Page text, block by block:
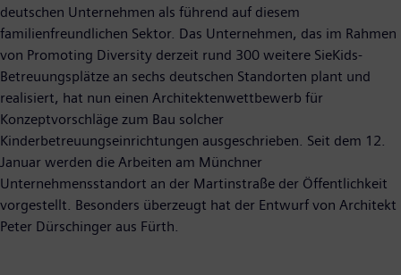
deutschen Unternehmen als führend auf diesem
familienfreundlichen Sektor. Das Unternehmen, das im Rahmen
von Promoting Diversity derzeit rund 300 weitere SieKids-
Betreuungsplätze an sechs deutschen Standorten plant und
realisiert, hat nun einen Architektenwettbewerb für
Konzeptvorschläge zum Bau solcher
Kinderbetreuungseinrichtungen ausgeschrieben. Seit dem 12.
Januar werden die Arbeiten am Münchner
Unternehmensstandort an der Martinstraße der Öffentlichkeit
vorgestellt. Besonders überzeugt hat der Entwurf von Architekt
Peter Dürschinger aus Fürth.